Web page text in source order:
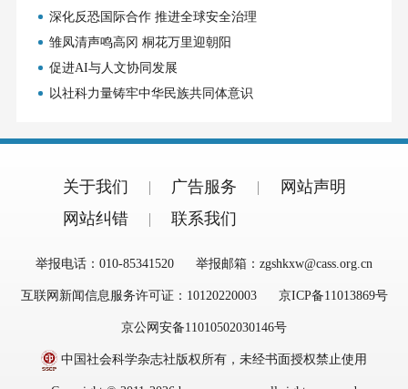
深化反恐国际合作 推进全球安全治理
雏凤清声鸣高冈 桐花万里迎朝阳
促进AI与人文协同发展
以社科力量铸牢中华民族共同体意识
关于我们 广告服务
网站声明
网站纠错
联系我们
举报电话：010-85341520 举报邮箱：zgshkxw@cass.org.cn
互联网新闻信息服务许可证：10120220003 京ICP备11013869号
京公网安备11010502030146号
中国社会科学杂志社版权所有，未经书面授权禁止使用